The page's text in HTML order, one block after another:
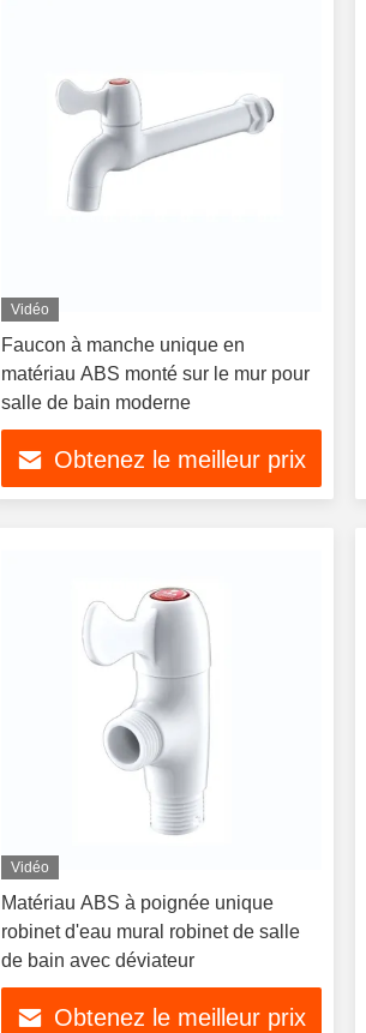
Vidéo
Faucon à manche unique en
matériau ABS monté sur le mur pour
salle de bain moderne
Obtenez le meilleur prix
Vidéo
Matériau ABS à poignée unique
robinet d'eau mural robinet de salle
de bain avec déviateur
Obtenez le meilleur prix